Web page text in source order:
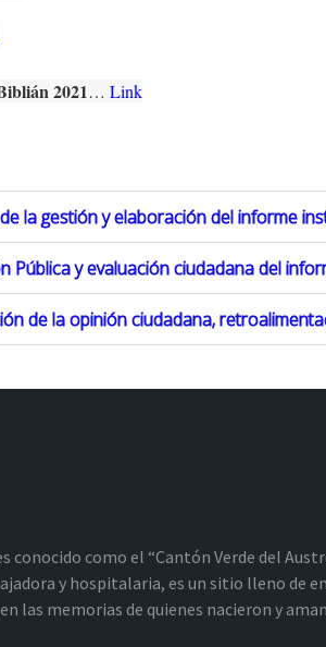
2021… Link
de la gestión y elaboración del informe
Pública y evaluación ciudadana del
de la opinión ciudadana,
conocido como el “Cantón Verde del
y hospitalaria, es un sitio lleno de
las memorias de quienes nacieron y